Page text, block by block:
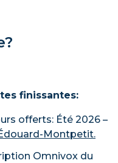
finissantes:
offerts: Été 2026 –
Montpetit.
Omnivox du